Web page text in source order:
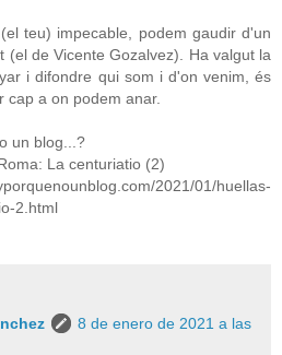
teu) impecable, podem gaudir d'un
(el de Vicente Gozalvez). Ha valgut la
i difondre qui som i d'on venim, és
cap a on podem anar.
un blog...?
La centuriatio (2)
2021/01/huellas-
2.html
8 de enero de 2021 a las